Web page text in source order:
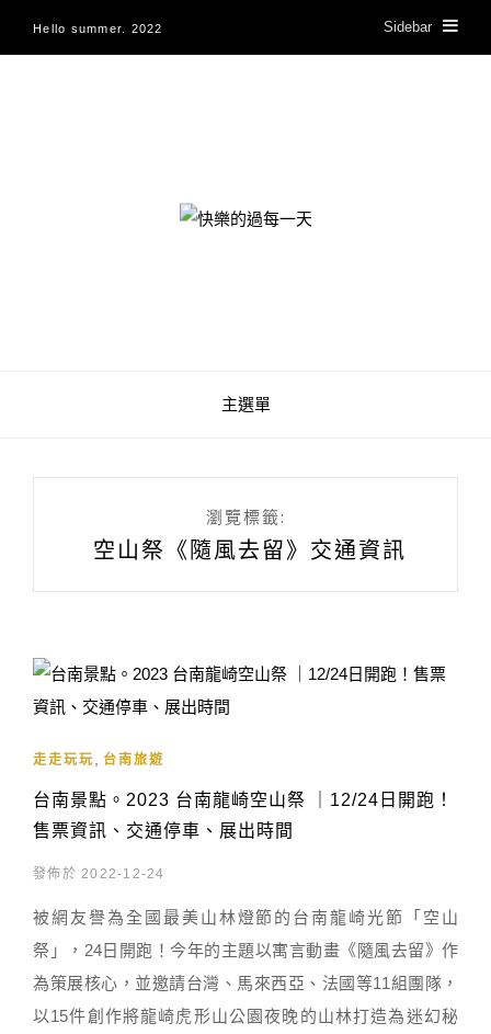
Hello summer. 2022 Sidebar
快樂的過每一天
主選單
瀏覽標籤:
空山祭《隨風去留》交通資訊
走走玩玩 台南旅遊
台南景點。2023 台南龍崎空山祭 ｜12/24日開跑！
售票資訊、交通停車、展出時間
發佈於 2022-12-24
被網友譽為全國最美山林燈節的台南龍崎光節「空山
祭」，24日開跑！今年的主題以寓言動畫《隨風去留》作
為策展核心，並邀請台灣、馬來西亞、法國等11組團隊，
以15件創作將龍崎虎形山公園夜晚的山林打造為迷幻秘